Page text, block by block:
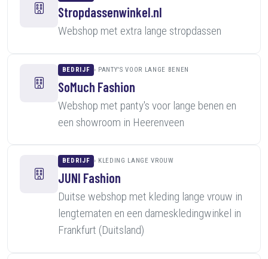
Stropdassenwinkel.nl
Webshop met extra lange stropdassen
BEDRIJF PANTY'S VOOR LANGE BENEN
SoMuch Fashion
Webshop met panty's voor lange benen en
een showroom in Heerenveen
BEDRIJF KLEDING LANGE VROUW
JUNI Fashion
Duitse webshop met kleding lange vrouw in
lengtematen en een dameskledingwinkel in
Frankfurt (Duitsland)